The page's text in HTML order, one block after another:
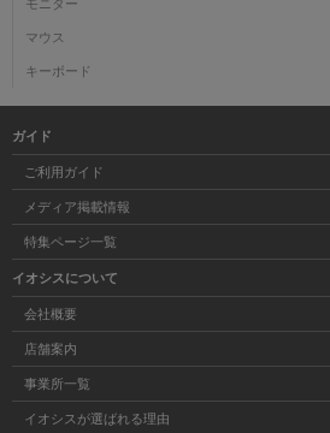
マウス
キーボード
ガイド
ご利用ガイド
メディア掲載情報
特集ページ一覧
イオシスについて
会社概要
店舗案内
事業所一覧
イオシスが選ばれる理由